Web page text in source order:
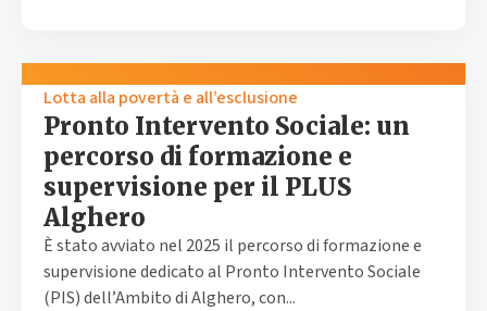
Lotta alla povertà e all’esclusione
Pronto Intervento Sociale: un
percorso di formazione e
supervisione per il PLUS
Alghero
È stato avviato nel 2025 il percorso di formazione e
supervisione dedicato al Pronto Intervento Sociale
(PIS) dell’Ambito di Alghero, con...